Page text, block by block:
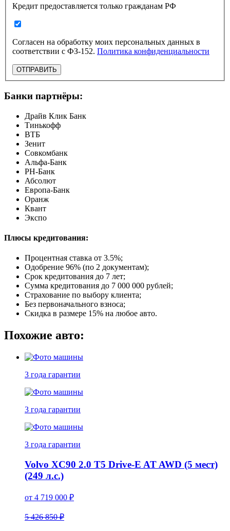
Кредит предоставляется только гражданам РФ
Согласен на обработку моих персональных данных в
соответствии с ФЗ-152. Политика конфиденциальности
ОТПРАВИТЬ
Банки партнёры:
Драйв Клик Банк
Тинькофф
ВТБ
Зенит
Совкомбанк
Альфа-Банк
РН-Банк
Абсолют
Европа-Банк
Оранж
Квант
Экспо
Плюсы кредитования:
Процентная ставка от 3.5%;
Одобрение 96% (по 2 документам);
Срок кредитования до 7 лет;
Сумма кредитования до 7 000 000 рублей;
Страхование по выбору клиента;
Без первоначального взноса;
Скидка в размере 15% на любое авто.
Похожие авто:
3 года гарантии
3 года гарантии
3 года гарантии
Volvo XC90 2.0 T5 Drive-E AT AWD (5 мест)
(249 л.с.)
от 4 719 000 ₽
5 426 850 ₽